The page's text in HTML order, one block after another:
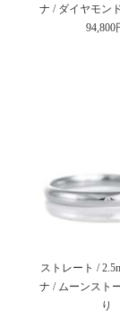
ナ / ダイヤモン
94,800
ストレート /
ナ / ムーンスト
り